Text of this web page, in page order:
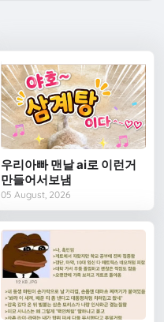
우리아빠 맨날 ai로 이런거
만들어서보냄
05 August, 2026